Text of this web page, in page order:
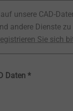
unsere CAD-
andere Dienste zu
Sie sich
Daten *